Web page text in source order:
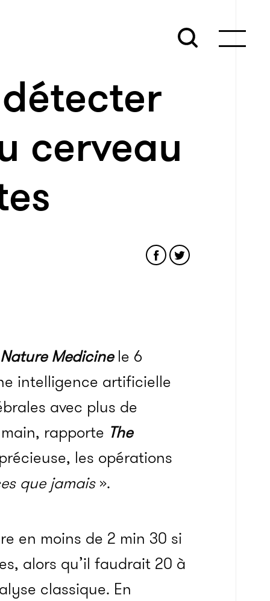
cerveau
Nature Medicine le 6
intelligence artificielle
avec plus de
rapporte The
les opérations
que jamais».
en moins de 2 min 30 si
alors qu’il faudrait 20 à
classique. En